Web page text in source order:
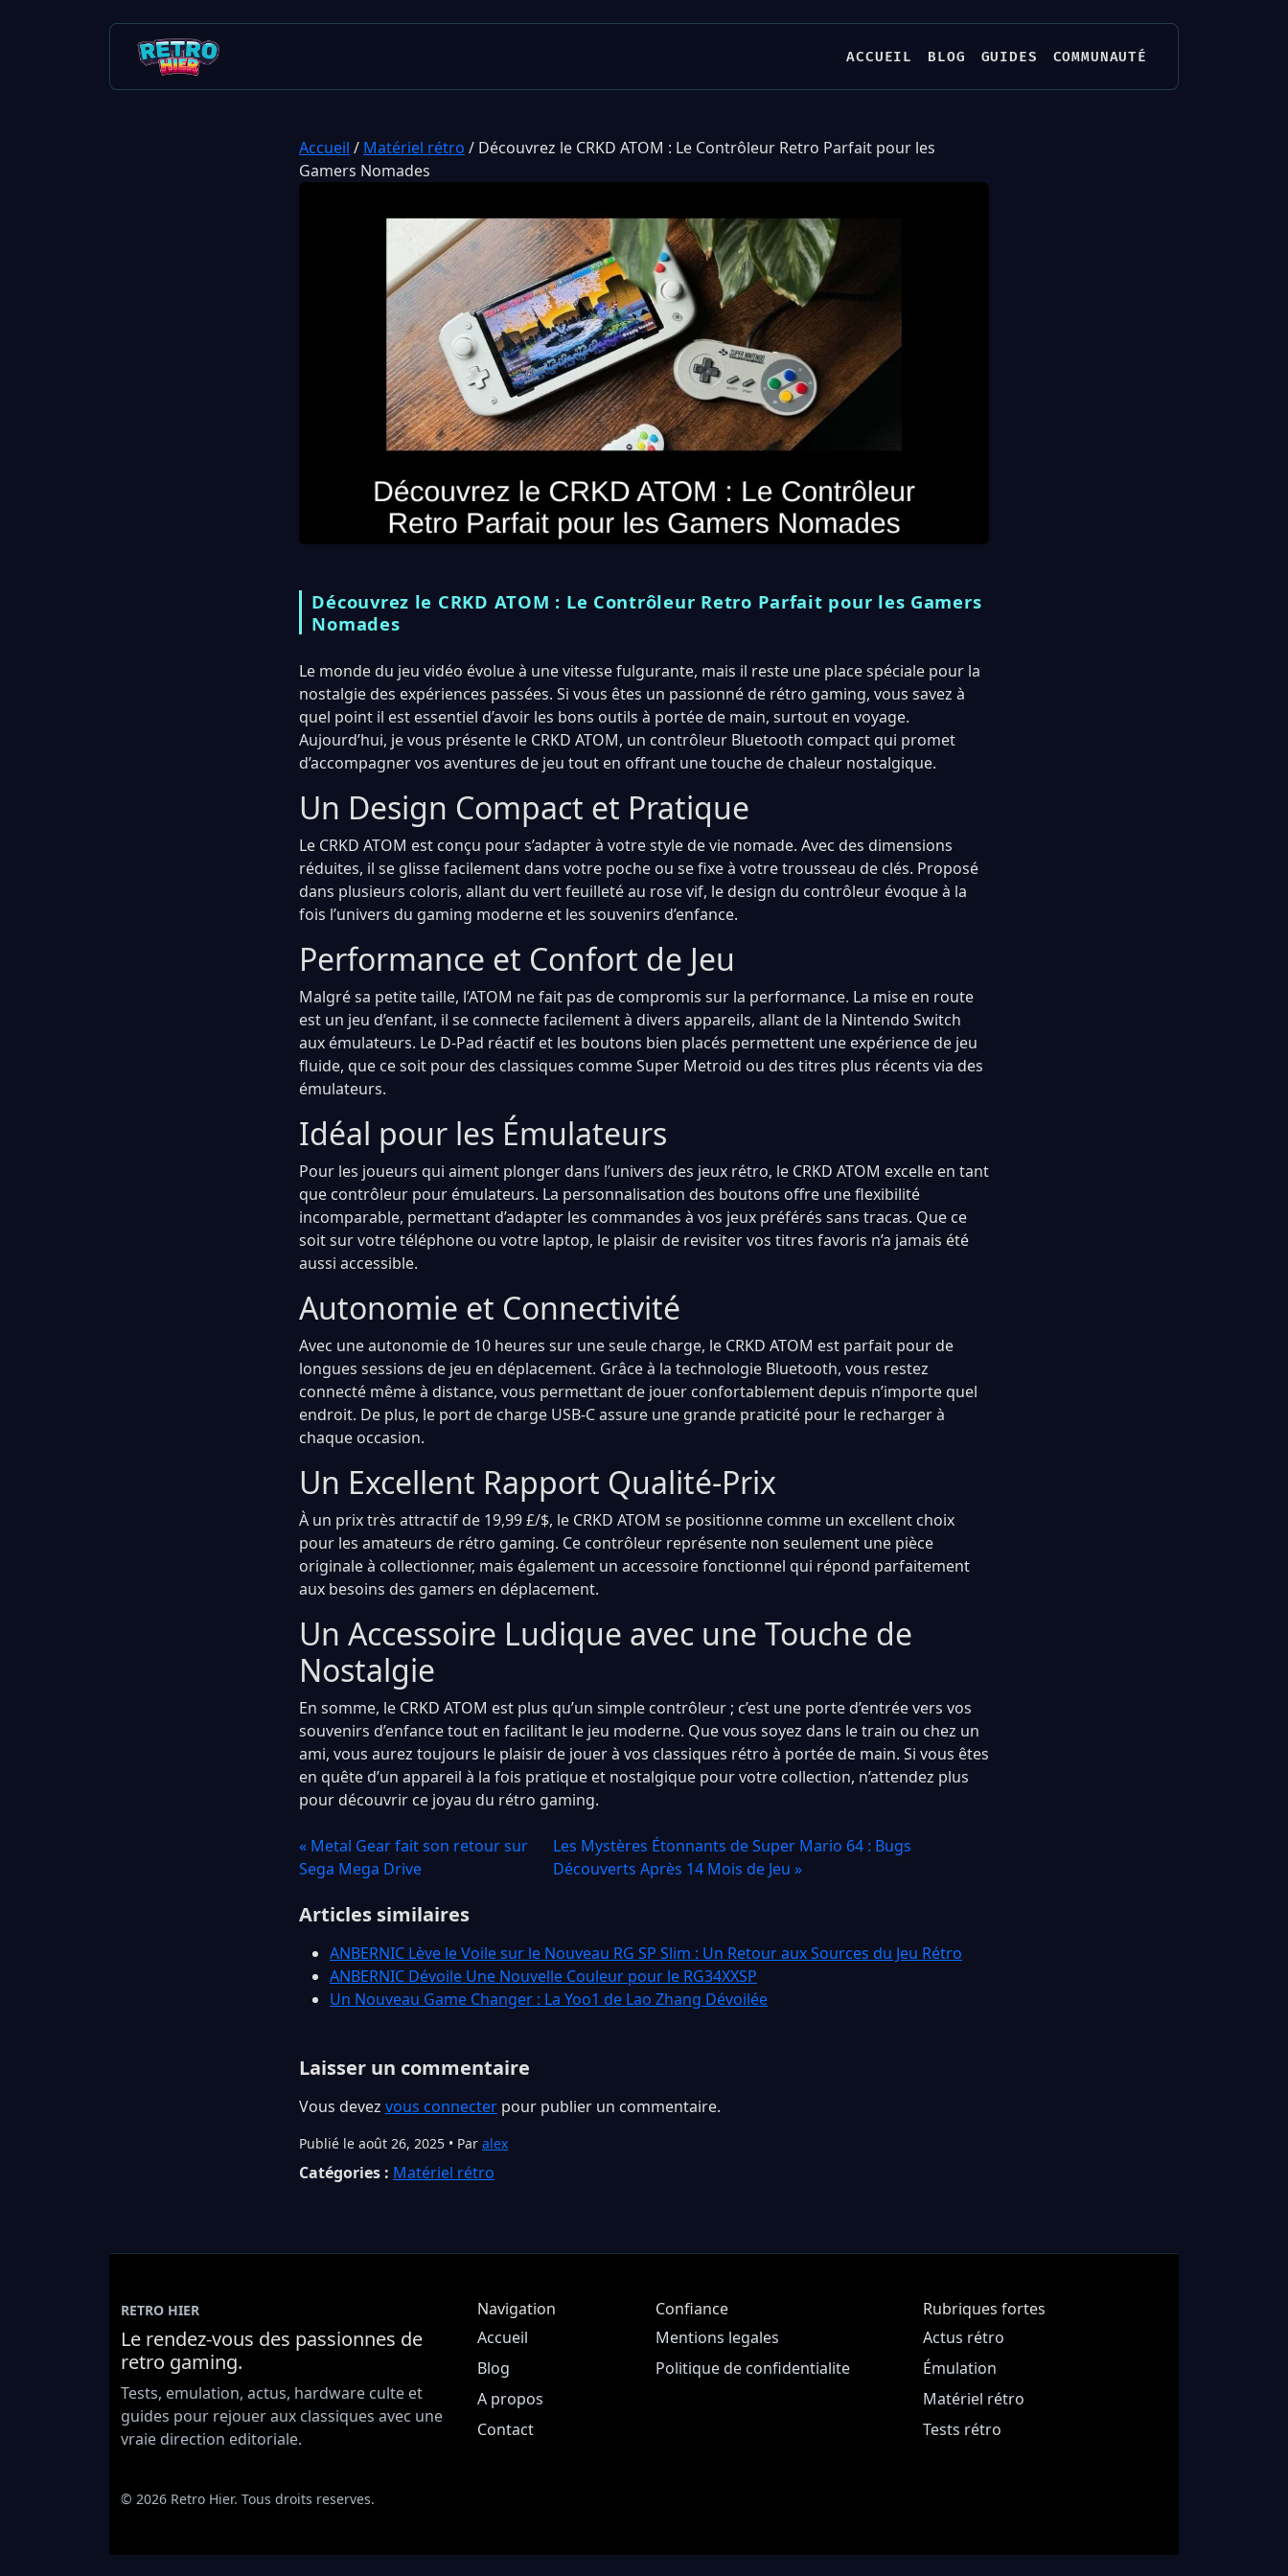
ACCUEIL BLOG GUIDES COMMUNAUTÉ
Accueil / Matériel rétro / Découvrez le CRKD ATOM : Le Contrôleur Retro Parfait pour les
Gamers Nomades
Découvrez le CRKD ATOM : Le Contrôleur Retro Parfait pour les Gamers
Nomades
Le monde du jeu vidéo évolue à une vitesse fulgurante, mais il reste une place spéciale pour la
nostalgie des expériences passées. Si vous êtes un passionné de rétro gaming, vous savez à
quel point il est essentiel d’avoir les bons outils à portée de main, surtout en voyage.
Aujourd’hui, je vous présente le CRKD ATOM, un contrôleur Bluetooth compact qui promet
d’accompagner vos aventures de jeu tout en offrant une touche de chaleur nostalgique.
Un Design Compact et Pratique
Le CRKD ATOM est conçu pour s’adapter à votre style de vie nomade. Avec des dimensions
réduites, il se glisse facilement dans votre poche ou se fixe à votre trousseau de clés. Proposé
dans plusieurs coloris, allant du vert feuilleté au rose vif, le design du contrôleur évoque à la
fois l’univers du gaming moderne et les souvenirs d’enfance.
Performance et Confort de Jeu
Malgré sa petite taille, l’ATOM ne fait pas de compromis sur la performance. La mise en route
est un jeu d’enfant, il se connecte facilement à divers appareils, allant de la Nintendo Switch
aux émulateurs. Le D-Pad réactif et les boutons bien placés permettent une expérience de jeu
fluide, que ce soit pour des classiques comme Super Metroid ou des titres plus récents via des
émulateurs.
Idéal pour les Émulateurs
Pour les joueurs qui aiment plonger dans l’univers des jeux rétro, le CRKD ATOM excelle en tant
que contrôleur pour émulateurs. La personnalisation des boutons offre une flexibilité
incomparable, permettant d’adapter les commandes à vos jeux préférés sans tracas. Que ce
soit sur votre téléphone ou votre laptop, le plaisir de revisiter vos titres favoris n’a jamais été
aussi accessible.
Autonomie et Connectivité
Avec une autonomie de 10 heures sur une seule charge, le CRKD ATOM est parfait pour de
longues sessions de jeu en déplacement. Grâce à la technologie Bluetooth, vous restez
connecté même à distance, vous permettant de jouer confortablement depuis n’importe quel
endroit. De plus, le port de charge USB-C assure une grande praticité pour le recharger à
chaque occasion.
Un Excellent Rapport Qualité-Prix
À un prix très attractif de 19,99 £/$, le CRKD ATOM se positionne comme un excellent choix
pour les amateurs de rétro gaming. Ce contrôleur représente non seulement une pièce
originale à collectionner, mais également un accessoire fonctionnel qui répond parfaitement
aux besoins des gamers en déplacement.
Un Accessoire Ludique avec une Touche de
Nostalgie
En somme, le CRKD ATOM est plus qu’un simple contrôleur ; c’est une porte d’entrée vers vos
souvenirs d’enfance tout en facilitant le jeu moderne. Que vous soyez dans le train ou chez un
ami, vous aurez toujours le plaisir de jouer à vos classiques rétro à portée de main. Si vous êtes
en quête d’un appareil à la fois pratique et nostalgique pour votre collection, n’attendez plus
pour découvrir ce joyau du rétro gaming.
« Metal Gear fait son retour sur
Sega Mega Drive
Les Mystères Étonnants de Super Mario 64 : Bugs
Découverts Après 14 Mois de Jeu »
Articles similaires
ANBERNIC Lève le Voile sur le Nouveau RG SP Slim : Un Retour aux Sources du Jeu Rétro
ANBERNIC Dévoile Une Nouvelle Couleur pour le RG34XXSP
Un Nouveau Game Changer : La Yoo1 de Lao Zhang Dévoilée
Laisser un commentaire
Vous devez vous connecter pour publier un commentaire.
Publié le août 26, 2025 • Par alex
Catégories : Matériel rétro
RETRO HIER
Le rendez-vous des passionnes de
retro gaming.
Tests, emulation, actus, hardware culte et
guides pour rejouer aux classiques avec une
vraie direction editoriale.
Navigation
Accueil
Blog
A propos
Contact
Confiance
Mentions legales
Politique de confidentialite
Rubriques fortes
Actus rétro
Émulation
Matériel rétro
Tests rétro
© 2026 Retro Hier. Tous droits reserves.